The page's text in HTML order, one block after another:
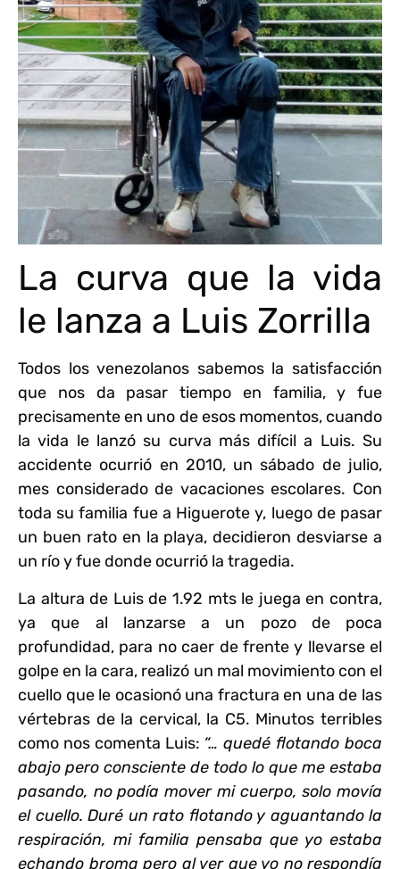
La curva que la vida
le lanza a Luis Zorrilla
Todos los venezolanos sabemos la satisfacción
que nos da pasar tiempo en familia,y fue
precisamente en uno de esos momentos, cuando
la vida le lanzó su curva más difícil a Luis. Su
accidente ocurrió en 2010, un sábado de julio,
mes considerado de vacaciones escolares. Con
toda su familia fue a Higuerote y, luego de pasar
un buen rato en la playa, decidieron desviarse a
un río y fue donde ocurrió la tragedia.
La altura de Luis de 1.92 mts le juega en contra,
ya que al lanzarse a un pozo de poca
profundidad, para no caer de frente y llevarse el
golpe en la cara, realizó un mal movimiento con el
cuello que le ocasionó una fractura en una de las
vértebras de la cervical, la C5. Minutos terribles
como nos comenta Luis: “… quedé flotando boca
abajo pero consciente de todo lo que me estaba
pasando, no podía mover mi cuerpo, solo movía
el cuello. Duré un rato flotando y aguantando la
respiración, mi familia pensaba que yo estaba
echando broma pero al ver que yo no respondía